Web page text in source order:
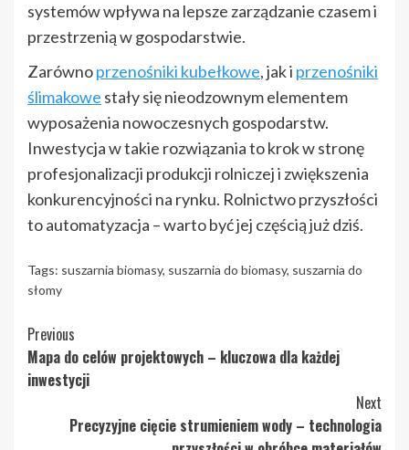
systemów wpływa na lepsze zarządzanie czasem i
przestrzenią w gospodarstwie.
Zarównoprzenośniki kubełkowe, jak i przenośniki
ślimakowe stały się nieodzownym elementem
wyposażenia nowoczesnych gospodarstw.
Inwestycja w takie rozwiązania to krok w stronę
profesjonalizacji produkcji rolniczej i zwiększenia
konkurencyjności na rynku. Rolnictwo przyszłości
to automatyzacja – warto być jej częścią już dziś.
Tags: suszarnia biomasy, suszarnia do biomasy, suszarnia do
słomy
Continue
Reading
Previous
Mapa do celów projektowych – kluczowa dla każdej
inwestycji
Next
Precyzyjne cięcie strumieniem wody – technologia